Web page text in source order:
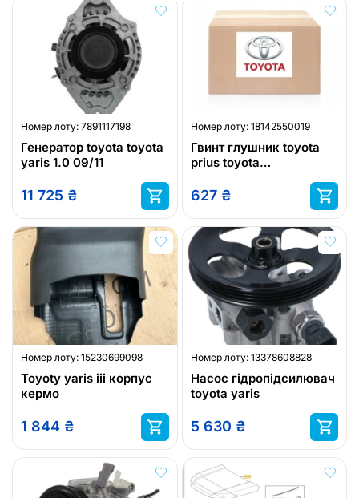
Номер лоту: 7891117198
Генератор toyota toyota
yaris 1.0 09/11
11 725 ₴
Номер лоту: 18142550019
Гвинт глушник toyota
prius toyota
627 ₴
Номер лоту: 15230699098
Toyoty yaris iii корпус
кермо
1 844 ₴
Номер лоту: 13378608828
Насос гідропідсилювач
toyota yaris
5 630 ₴